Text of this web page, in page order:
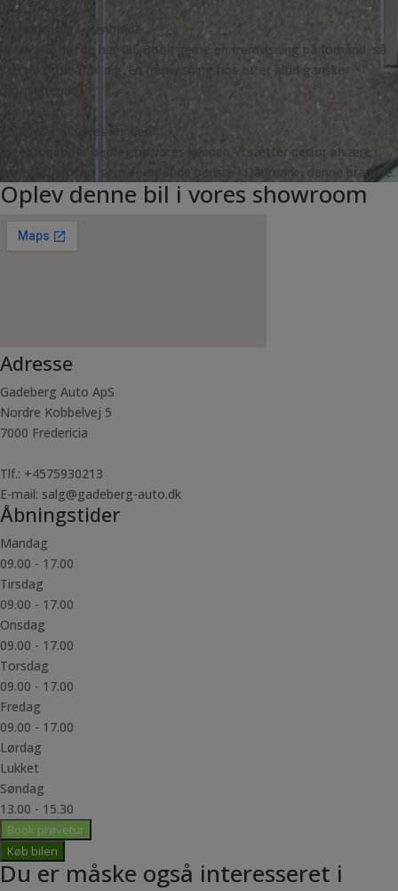
Vi møder dig i øjenhøjde
Vi har tid, når du har tid. Book gerne en fremvisning på forhånd, så
sætter vi tid af til dig. En fremvisning hos os er altid ganske
Anbefalet af vores kunder
Ingen siger det bedre end vores kunder. Vi sætter derfor en ære i
vores Trustpilot, som er en af de bedste i Danmark i denne branche.
Oplev denne bil i vores showroom
Adresse
Gadeberg Auto ApS
Nordre Kobbelvej 5
7000 Fredericia
Tlf.: +4575930213
E-mail: salg@gadeberg-auto.dk
Åbningstider
Mandag
09.00 - 17.00
Tirsdag
09.00 - 17.00
Onsdag
09.00 - 17.00
Torsdag
09.00 - 17.00
Fredag
09.00 - 17.00
Lørdag
Lukket
Søndag
13.00 - 15.30
Book prøvetur
Køb bilen
Du er måske også interesseret i